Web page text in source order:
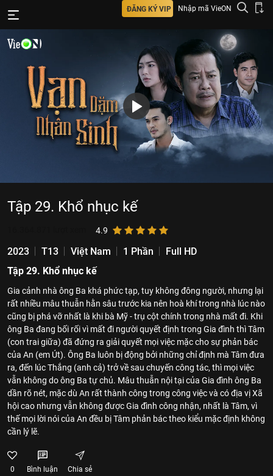
ĐĂNG KÝ VIP Nhập mã VieON
Tập 29. Khổ nhục kế
4.9
2023 T13 Việt Nam 1 Phần
Full HD
Tập 29. Khổ nhục kế
Gia cảnh nhà ông Ba khá phức tạp, tuy không đông người, nhưng lại
rất nhiều mâu thuẫn hằn sâu trước kia nên hoà khí trong nhà lúc nào
cũng bị phá vỡ nhất là khi bà Mỹ - trụ cột chính trong nhà mất đi. Khi
ông Ba đang bối rối vì mất đi người quyết định trong Gia đình thì Tâm
(con trai giữa) đã đứng ra giải quyết mọi việc mặc cho sự phản bác
của An (em Út). Ông Ba luôn bị động bởi những chỉ định mà Tâm đưa
ra, đến lúc Thắng (anh cả) trở về sau chuyến công tác, thì mọi việc
vẫn không do ông Ba tự chủ. Mâu thuẫn nội tại của Gia đình ông Ba
dần rõ nét, mặc dù An rất thành công trong công việc và có địa vị Xã
hội cao nhưng vẫn không được Gia đình công nhận, nhất là Tâm, vì
thế mọi lời nói của An đều bị Tâm phản bác theo kiểu mặc định không
cần lý lẽ.
0 Bình luận Chia sẻ